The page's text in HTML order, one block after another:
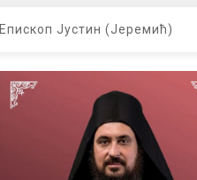
Епископ Јустин (Јеремић)